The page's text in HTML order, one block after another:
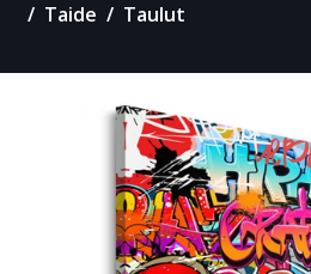
Taide Taulut